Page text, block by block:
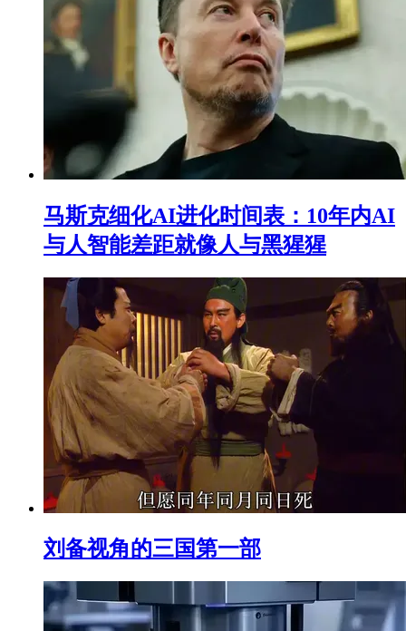
马斯克细化AI进化时间表：10年内AI
与人智能差距就像人与黑猩猩
刘备视角的三国第一部